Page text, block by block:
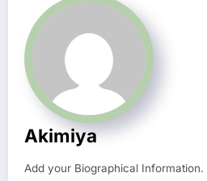
Akimiya
Add your Biographical Information.